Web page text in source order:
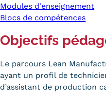
Formation en
Alternance
Validation
Modules d'enseignement
Blocs de compétences
Objectifs
Le parcours Lean
ayant un profil de
d’assistant de production